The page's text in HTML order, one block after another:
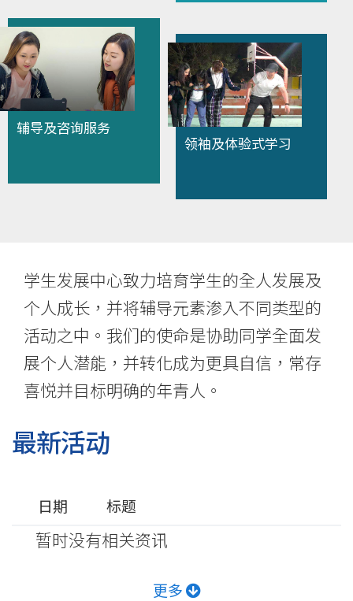
大
学
学生发展中心致力培育学生的全人发展及
个人成长，并将辅导元素渗入不同类型的
活动之中。我们的使命是协助同学全面发
展个人潜能，并转化成为更具自信，常存
喜悦并目标明确的年青人。
最新活动
日期 标题
暂时没有相关资讯
更多
辅导及咨询服务
领袖及体验式学习